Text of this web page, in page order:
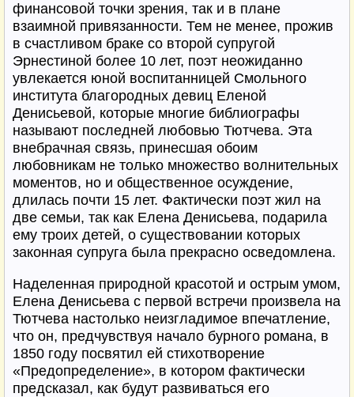
финансовой точки зрения, так и в плане
взаимной привязанности. Тем не менее, прожив
в счастливом браке со второй супругой
Эрнестиной более 10 лет, поэт неожиданно
увлекается юной воспитанницей Смольного
института благородных девиц Еленой
Денисьевой, которые многие библиографы
называют последней любовью Тютчева. Эта
внебрачная связь, принесшая обоим
любовникам не только множество волнительных
моментов, но и общественное осуждение,
длилась почти 15 лет. Фактически поэт жил на
две семьи, так как Елена Денисьева, подарила
ему троих детей, о существовании которых
законная супруга была прекрасно осведомлена.
Наделенная природной красотой и острым умом,
Елена Денисьева с первой встречи произвела на
Тютчева настолько неизгладимое впечатление,
что он, предчувствуя начало бурного романа, в
1850 году посвятил ей стихотворение
«Предопределение», в котором фактически
предсказал, как будут развиваться его